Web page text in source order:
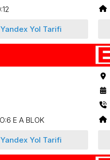
Yandex Yol Tarifi
E A BLOK
Yandex Yol Tarifi